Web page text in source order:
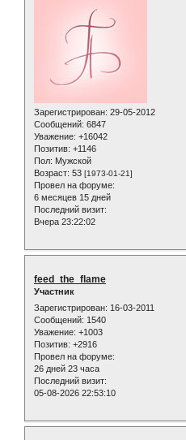
Зарегистрирован: 29-05-2012
Сообщений: 6847
Уважение: +16042
Позитив: +1146
Пол: Мужской
Возраст: 53 [1973-01-21]
Провел на форуме:
6 месяцев 15 дней
Последний визит:
Вчера 23:22:02
feed_the_flame
Участник
Зарегистрирован: 16-03-2011
Сообщений: 1540
Уважение: +1003
Позитив: +2916
Провел на форуме:
26 дней 23 часа
Последний визит:
05-08-2026 22:53:10